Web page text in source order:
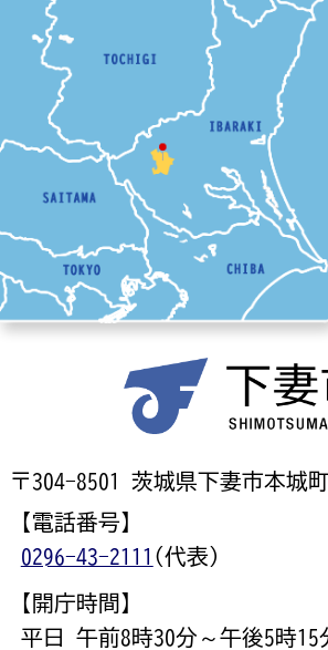
〒304-8501 茨城県下妻市本城
【電話番号】
0296-43-2111 (代表)
【開庁時間】
平日 午前8時30分～午後5時15